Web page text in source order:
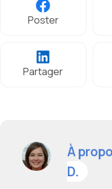
Poster
Partager
À
D.